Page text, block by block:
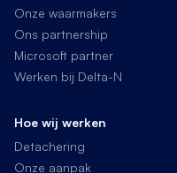
Onze waarmakers
Ons partnership
Microsoft partner
Werken bij Delta-N
Hoe wij werken
Detachering
Onze aanpak